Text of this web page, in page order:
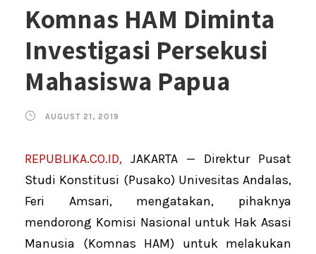
Komnas HAM Diminta
Investigasi Persekusi
Mahasiswa Papua
AUGUST 21, 2019
REPUBLIKA.CO.ID, JAKARTA — Direktur Pusat
Studi Konstitusi (Pusako) Univesitas Andalas,
Feri Amsari, mengatakan, pihaknya
mendorong Komisi Nasional untuk Hak Asasi
Manusia (Komnas HAM) untuk melakukan